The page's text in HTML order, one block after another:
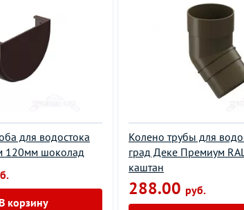
для водостока
120мм шоколад
В корзину
Колено трубы для
град Деке Премиум
каштан
288.00 руб.